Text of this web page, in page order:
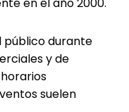
público durante
y de
suelen